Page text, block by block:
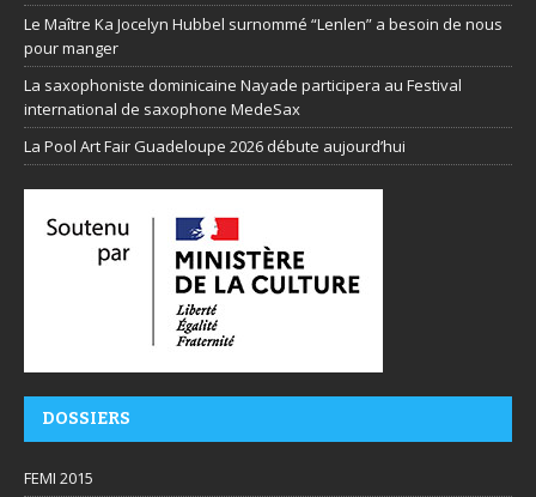
Le Maître Ka Jocelyn Hubbel surnommé “Lenlen” a besoin de nous
pour manger
La saxophoniste dominicaine Nayade participera au Festival
international de saxophone MedeSax
La Pool Art Fair Guadeloupe 2026 débute aujourd’hui
DOSSIERS
FEMI 2015